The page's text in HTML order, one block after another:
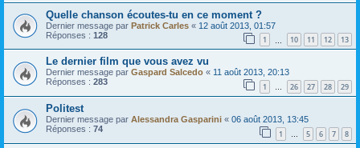
Quelle chanson écoutes-tu en ce moment ?
Dernier message par Patrick Carles « 12 août 2013, 01:57
Réponses : 128 1 10 11 12 13
Le dernier film que vous avez vu
Dernier message par Gaspard Salcedo « 11 août 2013, 20:13
Réponses : 283 1 … 26 27 28 29
Politest
Dernier message par Alessandra Gasparini « 06 août 2013, 13:45
Réponses : 74 1 … 5 6 7 8